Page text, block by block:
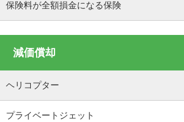
保険料が全額損金になる保険
減価償却
ヘリコプター
プライベートジェット